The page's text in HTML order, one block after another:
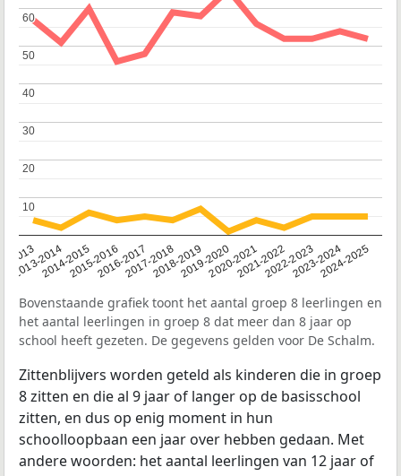
2013
2013-2014
2014-20152015-20162016-20172017-20182018-20192019-20202020-20212021-20222022-20232023-20242024-2025
10
10
20
20
30
30
40
40
50
50
60
60
Bovenstaande grafiek toont het aantal groep 8 leerlingen en
het aantal leerlingen in groep 8 dat meer dan 8 jaar op
school heeft gezeten. De gegevens gelden voor De Schalm.
Zittenblijvers worden geteld als kinderen die in groep
8 zitten en die al 9 jaar of langer op de basisschool
zitten, en dus op enig moment in hun
schoolloopbaan een jaar over hebben gedaan. Met
andere woorden: het aantal leerlingen van 12 jaar of